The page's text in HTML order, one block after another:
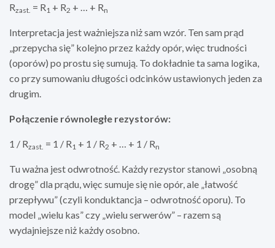
Rzast. = R1 + R2 + … + Rn
Interpretacja jest ważniejsza niż sam wzór. Ten sam prąd
„przepycha się” kolejno przez każdy opór, więc trudności
(oporów) po prostu się sumują. To dokładnie ta sama logika,
co przy sumowaniu długości odcinków ustawionych jeden za
drugim.
Połączenie równoległe rezystorów:
1 / Rzast. = 1 / R1 + 1 / R2 + … + 1 / Rn
Tu ważna jest odwrotność. Każdy rezystor stanowi „osobną
drogę” dla prądu, więc sumuje się nie opór, ale „łatwość
przepływu” (czyli konduktancja – odwrotność oporu). To
model „wielu kas” czy „wielu serwerów” – razem są
wydajniejsze niż każdy osobno.